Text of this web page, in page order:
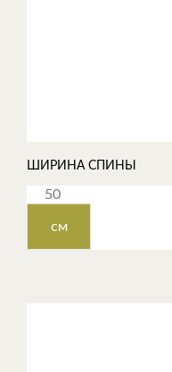
ШИРИНА СПИНЫ
см